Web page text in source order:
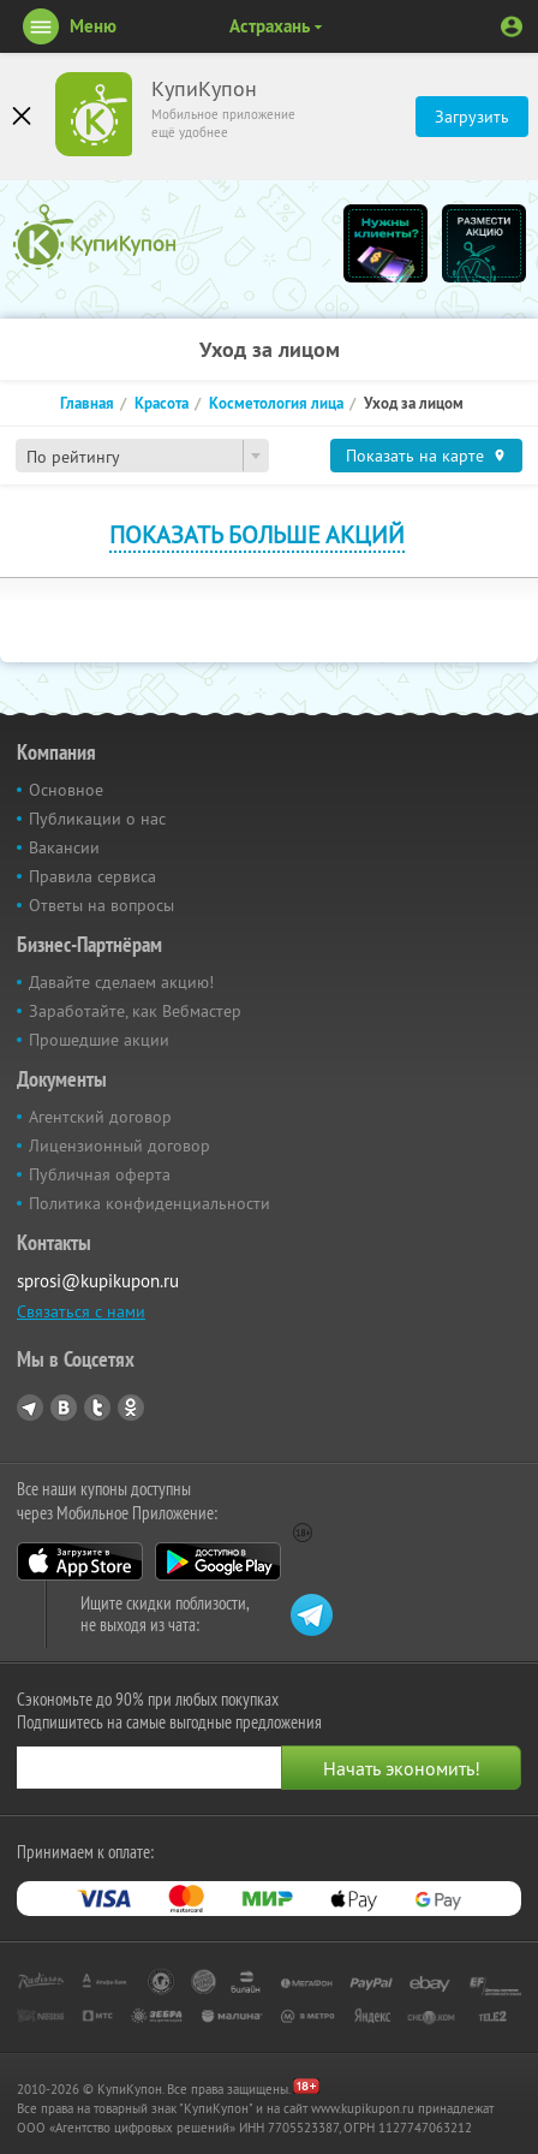
КупиКупон
Мобильное приложение
ещё удобнее
Загрузить
Меню Астрахань
Уход за лицом
По рейтингу
Главная Красота Косметология лица Уход за лицом
Показать на карте
ПОКАЗАТЬ БОЛЬШЕ АКЦИЙ
Компания
Основное
Публикации о нас
Вакансии
Правила сервиса
Ответы на вопросы
Бизнес-Партнёрам
Давайте сделаем акцию!
Заработайте, как Вебмастер
Прошедшие акции
Документы
Агентский договор
Лицензионный договор
Публичная оферта
Политика конфиденциальности
Контакты
sprosi@kupikupon.ru
Связаться с нами
Мы в Соцсетях
Все наши купоны доступны
через Мобильное Приложение:
Ищите скидки поблизости,
не выходя из чата:
Сэкономьте до 90% при любых покупках
Подпишитесь на самые выгодные предложения
Принимаем к оплате:
2010-2026 © КупиКупон. Все права защищены.
Все права на товарный знак "КупиКупон" и на сайт www.kupikupon.ru принадлежат
OOO «Агентство цифровых решений» ИНН 7705523387, ОГРН 1127747063212